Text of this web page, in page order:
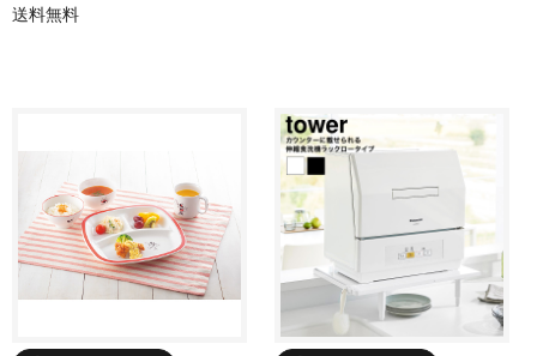
送料無料